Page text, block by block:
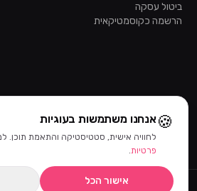
ביטול עסקה
הרשמה כקוסמטיקאית
🍪אנחנו משתמשות בעוגיות
לחוויה אישית, סטטיסטיקה והתאמת תוכן.
פרטיות.
אישור הכל